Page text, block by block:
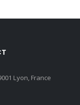
Lyon, France